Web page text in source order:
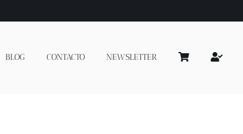
BLOG CONTACTO NEWSLETTER